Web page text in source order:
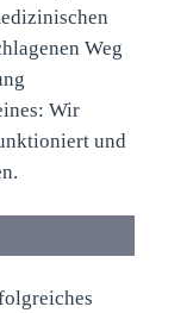
Weg
Wir
und